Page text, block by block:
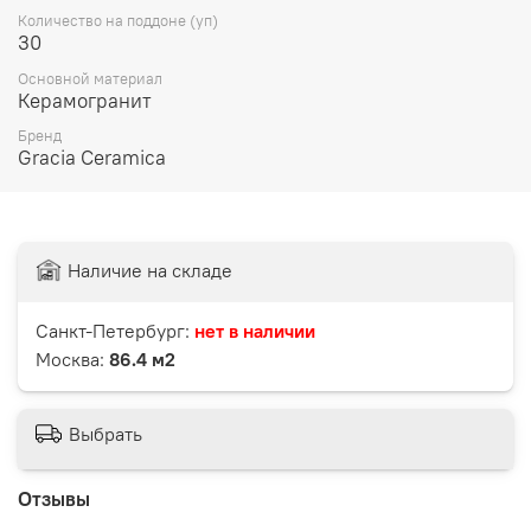
Количество на поддоне (уп)
30
Основной материал
Керамогранит
Бренд
Gracia Ceramica
Отзывы
Наличие на складе
Санкт-Петербург: нет в наличии
Москва: 86.4 м2
Выбрать